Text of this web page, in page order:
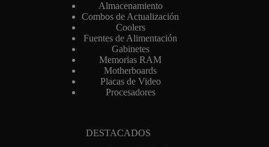
Almacenamiento
Combos de Actualización
Coolers
Fuentes de Alimentación
Gabinetes
Memorias RAM
Motherboards
Placas de Video
Procesadores
DESTACADOS